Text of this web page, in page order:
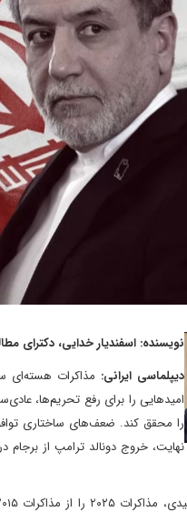
نویسنده: اسفندیار خدایی، دکترای
دیپلماسی ایرانی:
امیدهایی را برای رفع تحریم‌ها،
را محقق کند. ضعف‌های ساختاری